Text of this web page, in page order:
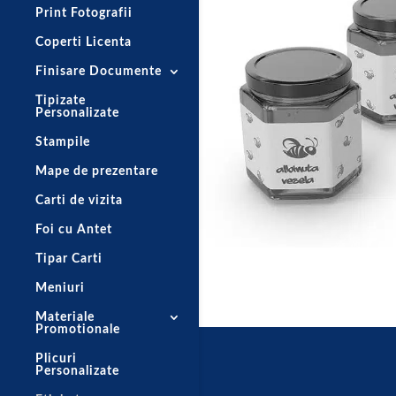
Print Fotografii
Coperti Licenta
Finisare Documente
Tipizate
Personalizate
Stampile
Mape de prezentare
Carti de vizita
Foi cu Antet
Tipar Carti
Meniuri
Materiale
Promotionale
Plicuri
Personalizate